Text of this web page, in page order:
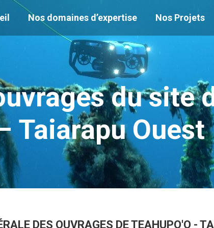
Nos domaines d’expertise Nos Projets
du site
Taiarapu Ouest
DES OUVRAGES DE TEAHUPO'O -